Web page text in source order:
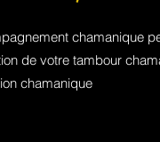
chamanique
de votre tambour
chamanique